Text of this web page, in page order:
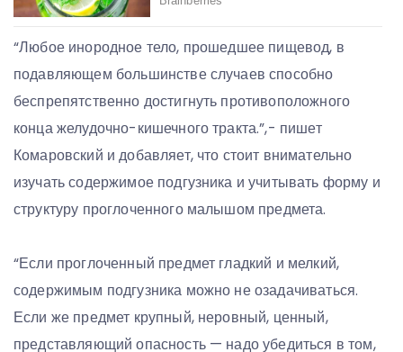
“Любое инородное тело, прошедшее пищевод, в
подавляющем большинстве случаев способно
беспрепятственно достигнуть противоположного
конца желудочно-кишечного тракта.”,- пишет
Комаровский и добавляет, что стоит внимательно
изучать содержимое подгузника и учитывать форму и
структуру проглоченного малышом предмета.
“Если проглоченный предмет гладкий и мелкий,
содержимым подгузника можно не озадачиваться.
Если же предмет крупный, неровный, ценный,
представляющий опасность — надо убедиться в том,